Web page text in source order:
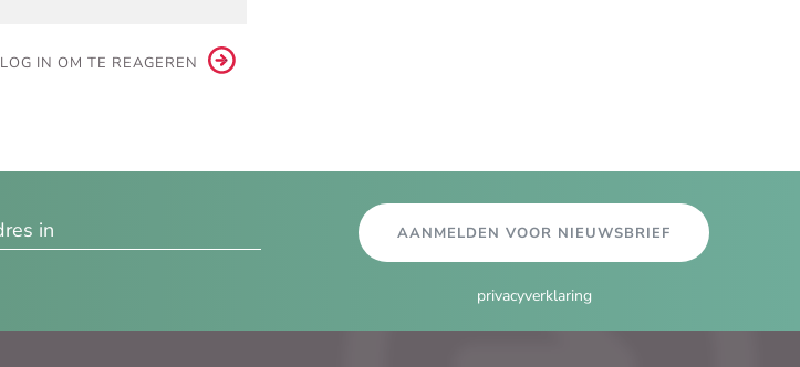
LOG IN OM TE REAGEREN
AANMELDEN VOOR NIEUWSBRIEF
privacyverklaring